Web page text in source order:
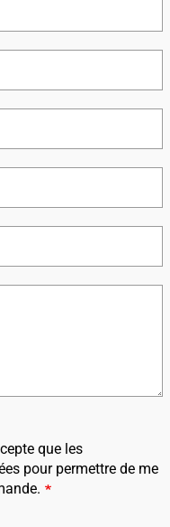
que les
pour permettre de me